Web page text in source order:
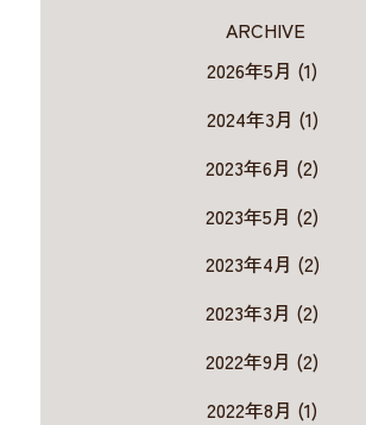
ARCHIVE
2026年5月 (1)
2024年3月 (1)
2023年6月 (2)
2023年5月 (2)
2023年4月 (2)
2023年3月 (2)
2022年9月 (2)
2022年8月 (1)